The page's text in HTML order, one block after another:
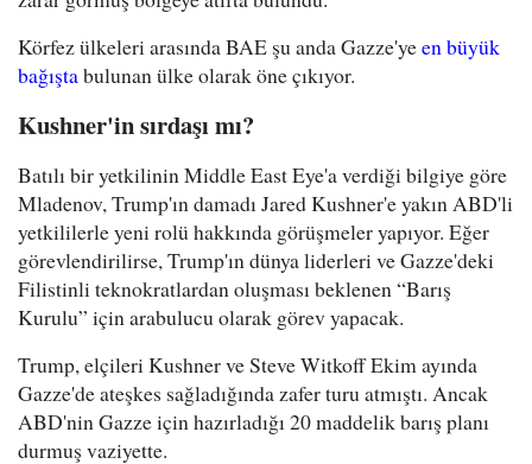
Körfez ülkeleri arasında BAE şu anda Gazze'yeen büyük
bağıştabulunan ülke olarak öne çıkıyor.
Kushner'in sırdaşı mı?
Batılı bir yetkilinin Middle East Eye'a verdiği bilgiye göre
Mladenov, Trump'ın damadı Jared Kushner'e yakın ABD'li
yetkililerle yeni rolü hakkında görüşmeler yapıyor. Eğer
görevlendirilirse, Trump'ın dünya liderleri ve Gazze'deki
Filistinli teknokratlardan oluşması beklenen “Barış
Kurulu” için arabulucu olarak görev yapacak.
Trump, elçileri Kushner ve Steve Witkoff Ekim ayında
Gazze'de ateşkes sağladığında zafer turu atmıştı. Ancak
ABD'nin Gazze için hazırladığı 20 maddelik barış planı
durmuş vaziyette.